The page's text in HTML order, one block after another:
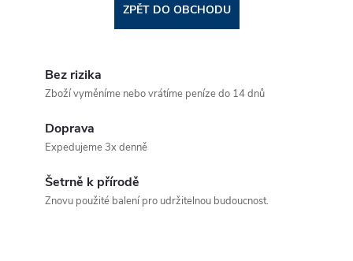
ZPĚT DO OBCHODU
Bez rizika
Zboží vyměníme nebo vrátíme peníze do 14 dnů
Doprava
Expedujeme 3x denně
Šetrně k přírodě
Znovu použité balení pro udržitelnou budoucnost.